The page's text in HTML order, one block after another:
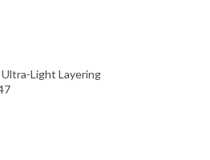
Light Layering